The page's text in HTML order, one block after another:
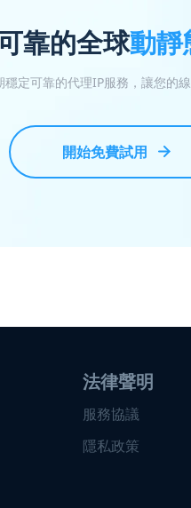
靠的全球動靜
定可靠的代理IP服務，讓您的
開始免費試用
法律聲明
服務協議
隱私政策